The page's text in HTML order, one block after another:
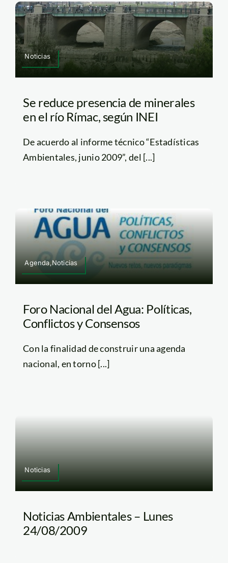
Noticias
Se reduce presencia de minerales
en el río Rímac, según INEI
De acuerdo al informe técnico “Estadísticas
Ambientales, junio 2009”, del [...]
Agenda,Noticias
Foro Nacional del Agua: Políticas,
Conflictos y Consensos
Con la finalidad de construir una agenda
nacional, en torno [...]
Noticias
Noticias Ambientales – Lunes
24/08/2009